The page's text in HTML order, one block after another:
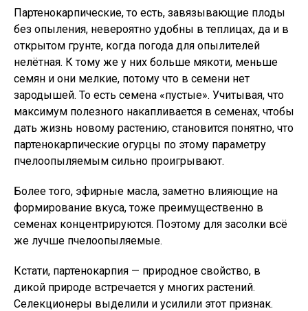
Партенокарпические, то есть, завязывающие плоды
без опыления, невероятно удобны в теплицах, да и в
открытом грунте, когда погода для опылителей
нелётная. К тому же у них больше мякоти, меньше
семян и они мелкие, потому что в семени нет
зародышей. То есть семена «пустые». Учитывая, что
максимум полезного накапливается в семенах, чтобы
дать жизнь новому растению, становится понятно, что
партенокарпические огурцы по этому параметру
пчелоопыляемым сильно проигрывают.
Более того, эфирные масла, заметно влияющие на
формирование вкуса, тоже преимущественно в
семенах концентрируются. Поэтому для засолки всё
же лучше пчелоопыляемые.
Кстати, партенокарпия — природное свойство, в
дикой природе встречается у многих растений.
Селекционеры выделили и усилили этот признак.